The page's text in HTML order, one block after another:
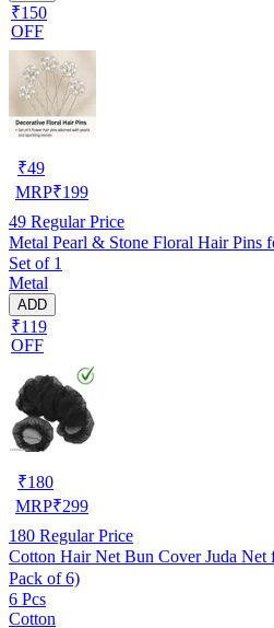
₹150
OFF
₹49
MRP₹199
49 Regular Price
Metal Pearl & Stone Floral Hair Pins
Set of 1
Metal
ADD
₹119
OFF
₹180
MRP₹299
180 Regular Price
Cotton Hair Net Bun Cover Juda Net
Pack of 6)
6 Pcs
Cotton